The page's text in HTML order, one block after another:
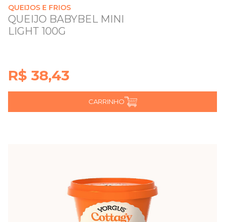
QUEIJOS E FRIOS
QUEIJO BABYBEL MINI
LIGHT 100G
R$ 38,43
CARRINHO